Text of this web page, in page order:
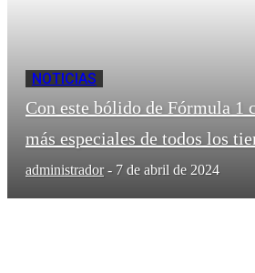
NOTICIAS
Con este bólido de Fórmula 1
más especiales de todos los
administrador - 7 de abril de 2024